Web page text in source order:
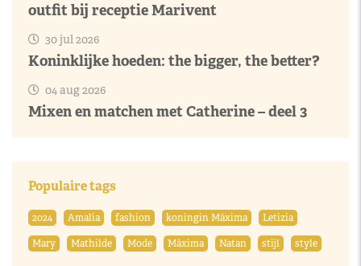
outfit bij receptie Marivent
30 jul 2026
Koninklijke hoeden: the bigger, the better?
04 aug 2026
Mixen en matchen met Catherine – deel 3
Populaire tags
2024 Amalia fashion koningin Máxima
Letizia
Mary
Mathilde Mode Máxima Natan stijl style